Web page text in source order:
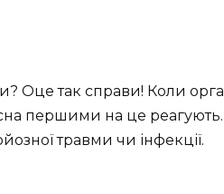
Оце так справи! Коли
першими на це
травми чи інфекції.